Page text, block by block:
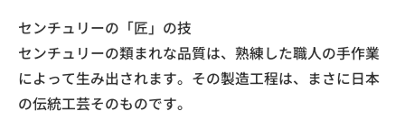
センチュリーの「匠」の技
センチュリーの類まれな品質は、熟練した職人の手作業
によって生み出されます。その製造工程は、まさに日本
の伝統工芸そのものです。